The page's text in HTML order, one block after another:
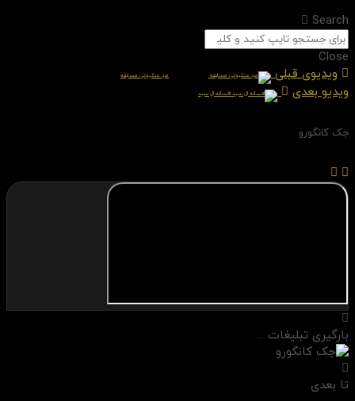
Search
Close
ویدیوی قبلی
مرد عنکبوتی مسابقه
ویدیو بعدی افسانه ال سید
جک کانگورو
بارگیری تبلیغات ...
تا بعدی